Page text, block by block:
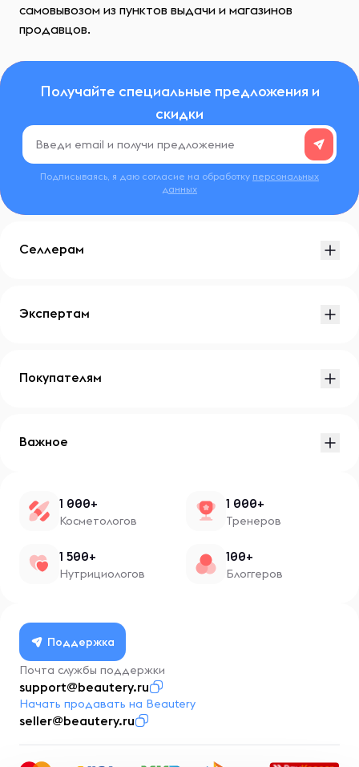
самовывозом из пунктов выдачи и магазинов
продавцов.
Получайте специальные предложения и
скидки
Подписываясь, я даю согласие на обработку персональных
данных
Селлерам
Экспертам
Покупателям
Важное
1 000+
Косметологов
1 000+
Тренеров
1 500+
Нутрициологов
100+
Блоггеров
Поддержка
Почта службы поддержки
support@beautery.ru
Начать продавать на Beautery
seller@beautery.ru